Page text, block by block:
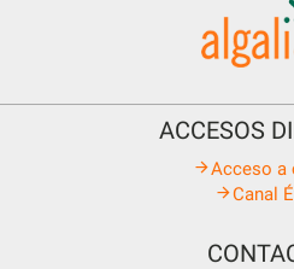
ACCESOS
Acceso a
Canal